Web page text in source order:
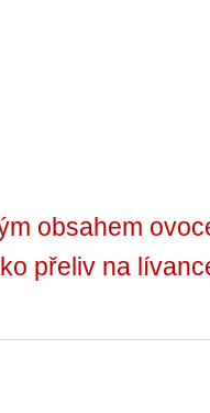
obsahem
přeliv na